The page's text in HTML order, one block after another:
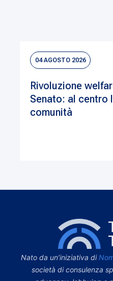
04 AGOSTO 2026
Rivoluzione
Senato: al centro
comunità
Nato da un’iniziativa di
società di consulenza